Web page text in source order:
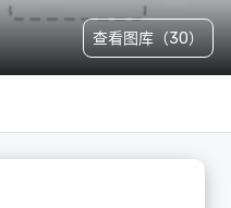
查看图库（30）